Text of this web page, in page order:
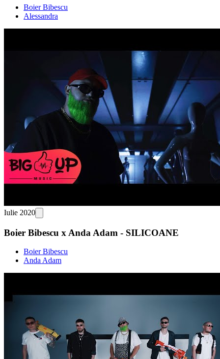
Boier Bibescu
Alessandra
Iulie 2020
Boier Bibescu x Anda Adam - SILICOANE
Boier Bibescu
Anda Adam